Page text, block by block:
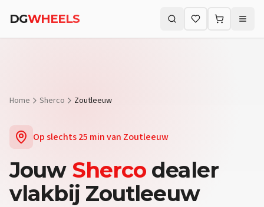
DGWHEELS Zoeken (⌘K)
Home Sherco Zoutleeuw
Op slechts25 minvan Zoutleeuw
Jouw Sherco dealer
vlakbij Zoutleeuw